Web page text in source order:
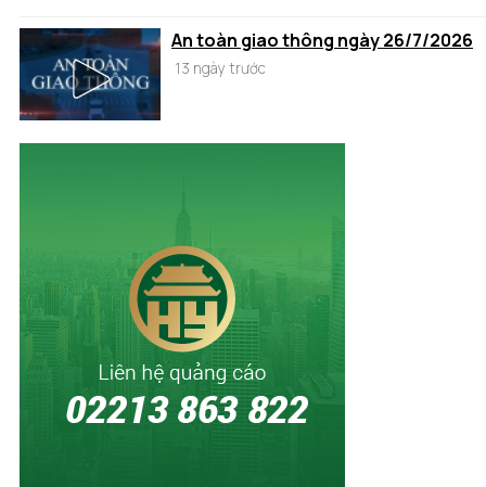
An toàn giao thông ngày 26/7/2026
13 ngày trước